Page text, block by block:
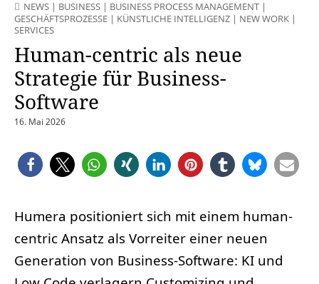
NEWS | BUSINESS | BUSINESS PROCESS MANAGEMENT |
GESCHÄFTSPROZESSE | KÜNSTLICHE INTELLIGENZ | NEW WORK |
SERVICES
Human-centric als neue
Strategie für Business-
Software
16. Mai 2026
Humera positioniert sich mit einem human-
centric Ansatz als Vorreiter einer neuen
Generation von Business-Software: KI und